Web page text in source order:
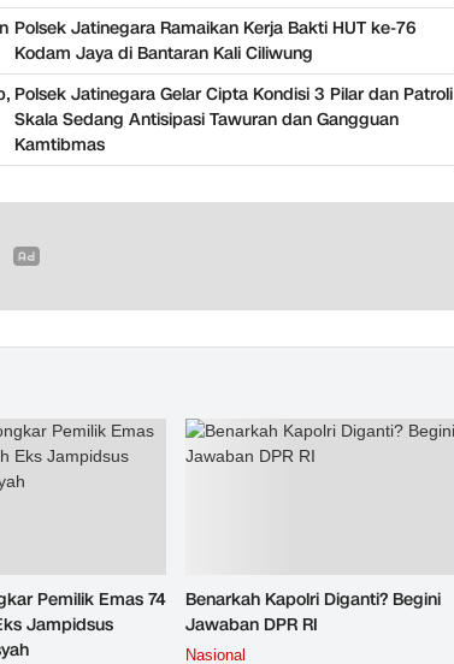
Polsek Jatinegara Ramaikan Kerja Bakti HUT ke-76
Kodam Jaya di Bantaran Kali Ciliwung
Polsek Jatinegara Gelar Cipta Kondisi 3 Pilar dan Patroli
Skala Sedang Antisipasi Tawuran dan Gangguan
Kamtibmas
Pemilik Emas 74
Jampidsus
Benarkah Kapolri Diganti? Begini
Jawaban DPR RI
Nasional